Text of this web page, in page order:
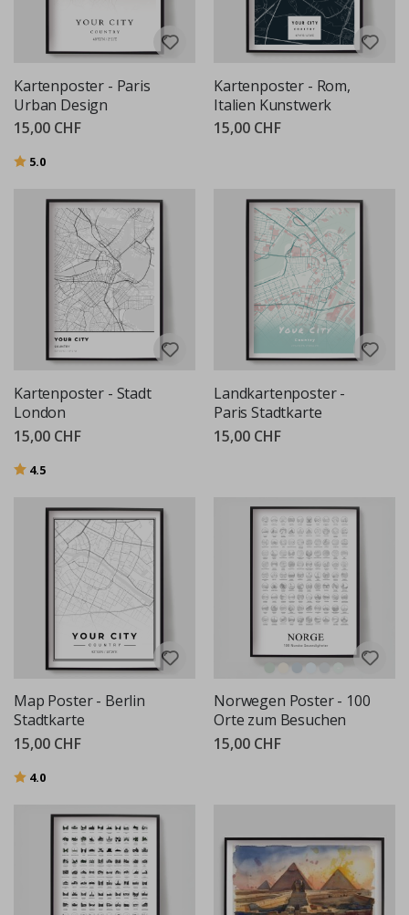
Kartenposter - Paris
Urban Design
15,00 CHF
Bewertung:
5.0
Kartenposter - Rom,
Italien Kunstwerk
15,00 CHF
Kartenposter - Stadt
London
15,00 CHF
Bewertung:
4.5
Landkartenposter -
Paris Stadtkarte
15,00 CHF
Map Poster - Berlin
Stadtkarte
15,00 CHF
Bewertung:
4.0
Norwegen Poster - 100
Orte zum Besuchen
15,00 CHF